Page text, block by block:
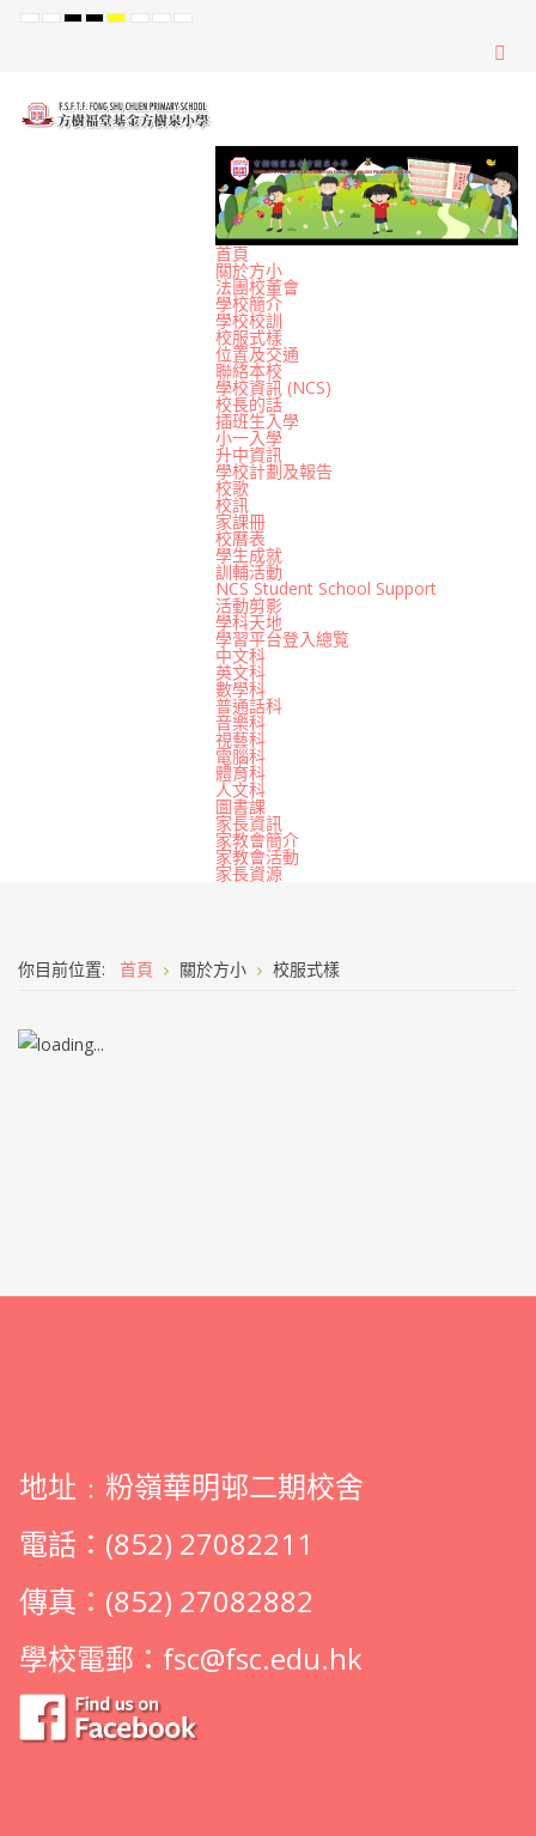
Default
NightHighHighHighSetSetSet
首頁
關於方小
法團校董會
學校簡介
學校校訓
校服式樣
位置及交通
聯絡本校
學校資訊 (NCS)
校長的話
插班生入學
小一入學
升中資訊
學校計劃及報告
校歌
校訊
家課冊
校曆表
學生成就
訓輔活動
NCS Student School Support
活動剪影
學科天地
學習平台登入總覧
中文科
英文科
數學科
普通話科
音樂科
視藝科
電腦科
體育科
人文科
圖書課
家長資訊
家教會簡介
家教會活動
家長資源
你目前位置: 首頁 關於方小 校服式樣
地址﹕粉嶺華明邨二期校舍
電話：(852) 27082211
傳真：(852) 27082882
學校電郵： fsc@fsc.edu.hk